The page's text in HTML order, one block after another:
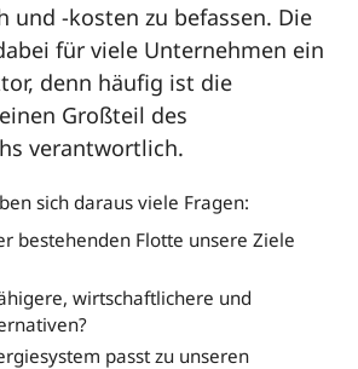
und -kosten zu befassen. Die
für viele Unternehmen ein
denn häufig ist die
Großteil des
verantwortlich.
sich daraus viele Fragen:
bestehenden Flotte unsere Ziele
wirtschaftlichere und
passt zu unseren